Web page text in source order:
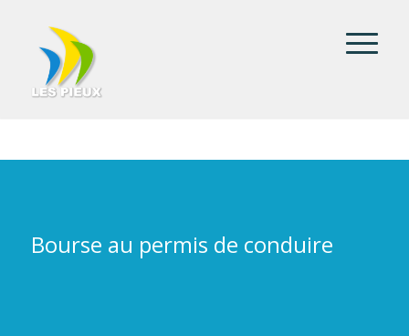
Bourse au permis de conduire